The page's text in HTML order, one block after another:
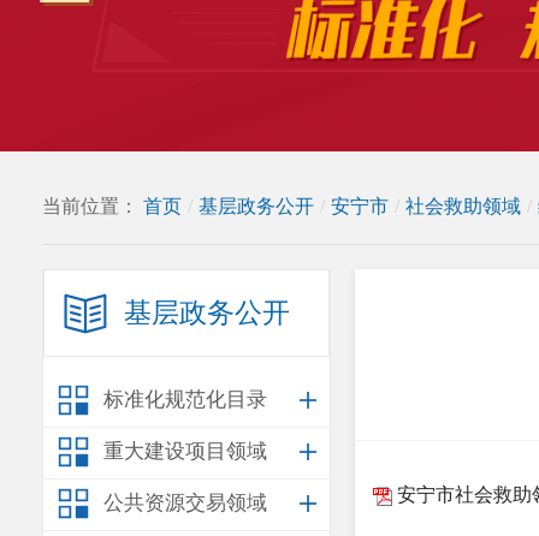
当前位置： 首页 / 基层政务公开 / 安宁市 / 社会救助领域 /
基层政务公开
标准化规范化目录
重大建设项目领域
公共资源交易领域 安宁市社会救助